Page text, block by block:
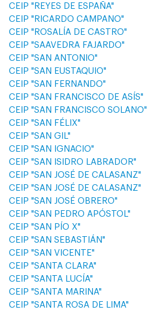
CEIP "REYES DE ESPAÑA"
CEIP "RICARDO CAMPANO"
CEIP "ROSALÍA DE CASTRO"
CEIP "SAAVEDRA FAJARDO"
CEIP "SAN ANTONIO"
CEIP "SAN EUSTAQUIO"
CEIP "SAN FERNANDO"
CEIP "SAN FRANCISCO DE ASÍS"
CEIP "SAN FRANCISCO SOLANO"
CEIP "SAN FÉLIX"
CEIP "SAN GIL"
CEIP "SAN IGNACIO"
CEIP "SAN ISIDRO LABRADOR"
CEIP "SAN JOSÉ DE CALASANZ"
CEIP "SAN JOSÉ DE CALASANZ"
CEIP "SAN JOSÉ OBRERO"
CEIP "SAN PEDRO APÓSTOL"
CEIP "SAN PÍO X"
CEIP "SAN SEBASTIÁN"
CEIP "SAN VICENTE"
CEIP "SANTA CLARA"
CEIP "SANTA LUCÍA"
CEIP "SANTA MARINA"
CEIP "SANTA ROSA DE LIMA"